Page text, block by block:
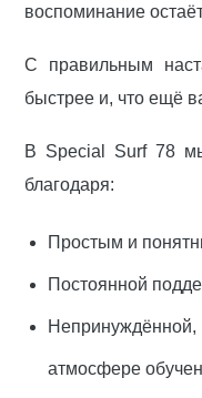
воспоминание
С правильным
быстрее и, что ещё
В Special Surf 78
благодаря:
Простым и
Постоянной
атмосфере